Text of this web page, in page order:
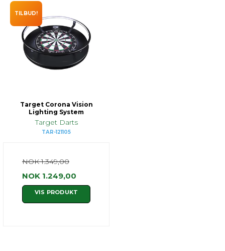
TILBUD!
Target Corona Vision
Lighting System
Target Darts
TAR-121105
NOK 1.349,00
NOK 1.249,00
VIS PRODUKT